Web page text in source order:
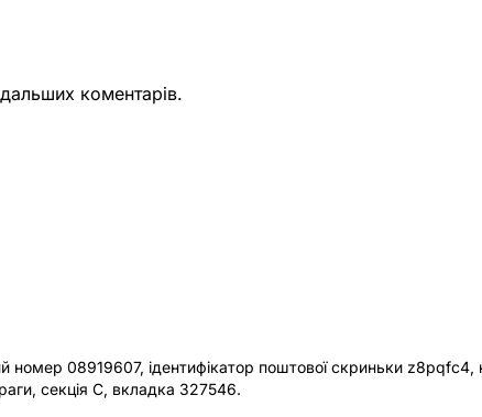
коментарів.
номер 08919607, ідентифікатор поштової скриньки
секція C, вкладка 327546.